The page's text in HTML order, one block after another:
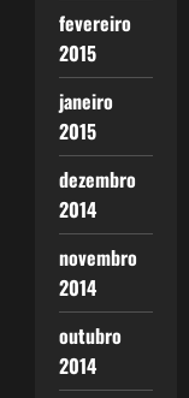
fevereiro
2015
janeiro
2015
dezembro
2014
novembro
2014
outubro
2014